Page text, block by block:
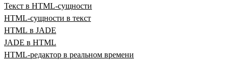
Текст в HTML‑сущности
HTML‑сущности в текст
HTML в JADE
JADE в HTML
HTML‑редактор в реальном времени